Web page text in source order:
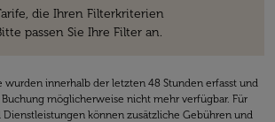
die Ihren Filterkriterien
passen Sie Ihre Filter an.
wurden innerhalb der letzten 48 Stunden erfasst und
möglicherweise nicht mehr verfügbar. Für
können zusätzliche Gebühren und